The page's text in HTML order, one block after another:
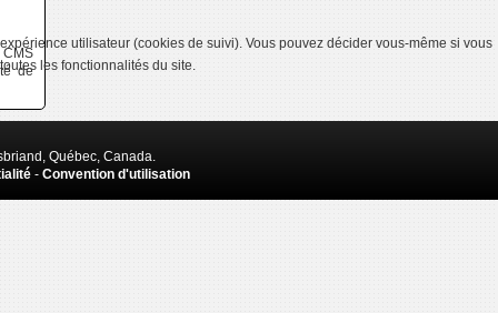
CMS
de
Québec, Canada.
-Convention d'utilisation
utilisateur (cookies de suivi). Vous pouvez décider vous-même si vous
les fonctionnalités du site.